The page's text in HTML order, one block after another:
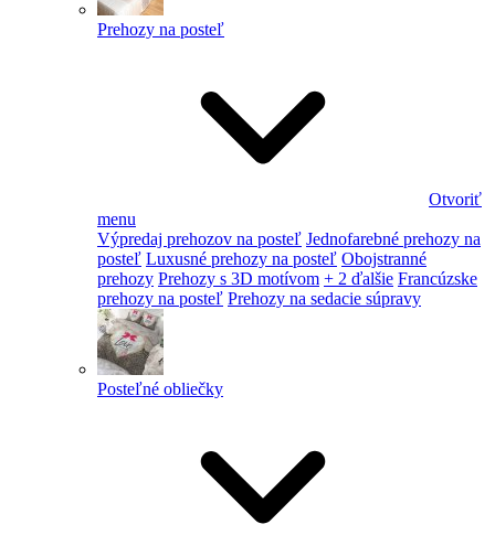
Prehozy na posteľ
Otvoriť
menu
Výpredaj prehozov na posteľ Jednofarebné prehozy na
posteľ Luxusné prehozy na posteľ Obojstranné
prehozy Prehozy s 3D motívom + 2 ďalšie Francúzske
prehozy na posteľ Prehozy na sedacie súpravy
Posteľné obliečky